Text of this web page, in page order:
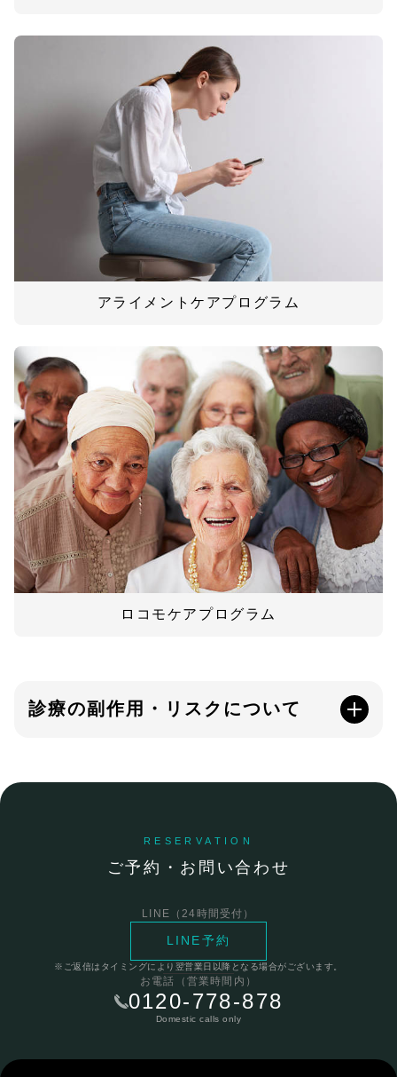
アライメントケアプログラム
ロコモケアプログラム
診療の副作用・リスクについて
RESERVATION
ご予約・お問い合わせ
LINE（24時間受付）
LINE予約
※ご返信はタイミングにより翌営業日以降となる場合がございます。
お電話（営業時間内）
0120-778-878
Domestic calls only